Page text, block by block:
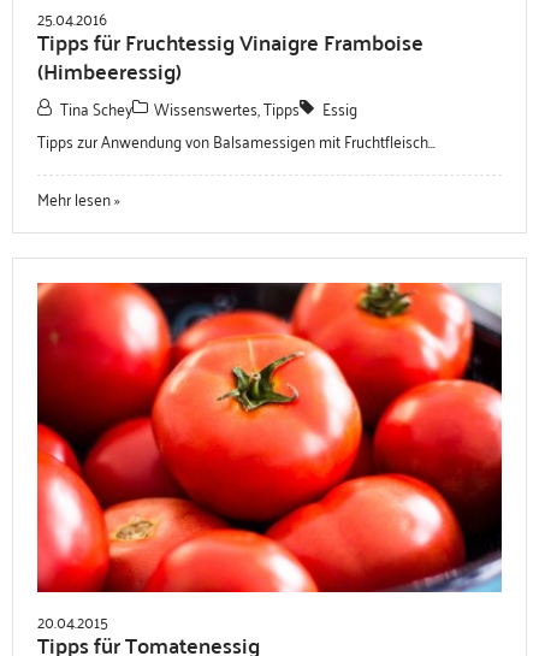
25.04.2016
Tipps für Fruchtessig Vinaigre Framboise
(Himbeeressig)
Tina Schey Wissenswertes, Tipps
Essig
Tipps zur Anwendung von Balsamessigen mit Fruchtfleisch...
Mehr lesen »
20.04.2015
Tipps für Tomatenessig